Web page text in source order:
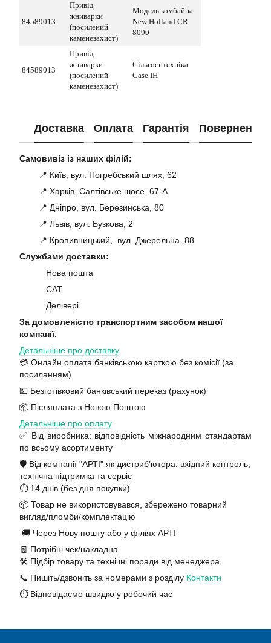
84589013
Привід
жниварки
(посилений
каменезахист)
Модель комбайна
New Holland CR
8090
84589013
Привід
жниварки
(посилений
каменезахист)
Сільгосптехніка
Case IH
Доставка Оплата Гарантія Повернення
Самовивіз із наших філій:
📍 Київ, вул. Погребський шлях, 62
📍 Харків, Салтівське шосе, 67-А
📍 Дніпро, вул. Березинська, 80
📍 Львів, вул. Бузкова, 2
📍 Кропивницький, вул. Джерельна, 88
Службами доставки:
Нова пошта
САТ
Делівері
За домовленістю транспортним засобом нашої
компанії.
Детальніше про доставку
💳 Онлайн оплата банківською карткою без комісії (за
посиланням)
💵 Безготівковий банківський переказ (рахунок)
📦 Післяплата з Новою Поштою
Детальніше про оплату
✅ Від виробника: відповідність міжнародним стандартам
по всьому асортименту
🛡️ Від компанії "АРТІ" як дистриб’ютора: вхідний контроль,
технічна підтримка та сервіс
⏱️ 14 днів (без дня покупки)
📦 Товар не використовувався, збережено товарний
вигляд/пломби/комплектацію
🚚 Через Нову пошту або у філіях АРТІ
🧾 Потрібні чек/накладна
🛠️ Підбір товару та технічні поради від менеджера
📞 Пишіть/дзвоніть за номерами з розділу Контакти
⏱️ Відповідаємо швидко у робочий час